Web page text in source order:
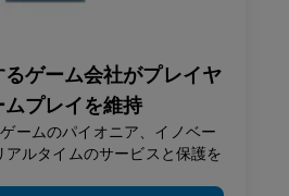
ゲーム会社がプレイヤ
プレイを維持
ームのパイオニア、イノベー
アルタイムのサービスと保護を